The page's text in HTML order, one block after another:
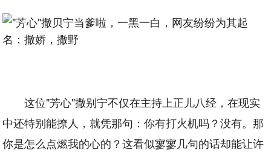
这位"芳心"撒别宁不仅在主持上正儿八经，在现实
中还特别能撩人，就凭那句：你有打火机吗？没有。那
你是怎么点燃我的心的？这看似寥寥几句的话却能让许